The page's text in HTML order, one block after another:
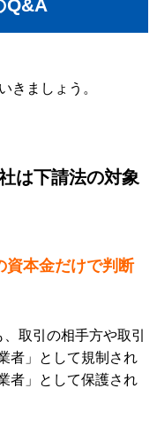
Q&A
きましょう。
は下請法の対象
資本金だけで判断
取引の相手方や取引
者」として規制され
者」として保護され